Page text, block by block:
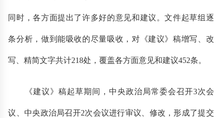
同时，各方面提出了许多好的意见和建议。文件起草组逐
条分析，做到能吸收的尽量吸收，对《建议》稿增写、改
写、精简文字共计218处，覆盖各方面意见和建议452条。
《建议》稿起草期间，中央政治局常委会召开3次会
议、中央政治局召开2次会议进行审议、修改，形成了提交